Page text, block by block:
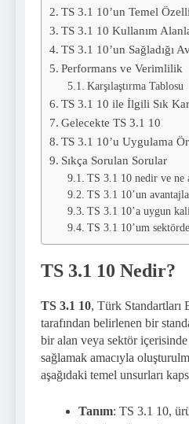
TS 3.1 10’un Temel
TS 3.1 10 Kullanım
TS 3.1 10’un Sağladığı
Performans ve Verimlilik
Karşılaştırma Tablosu
TS 3.1 10 ile İlgili Sık
Gelecekte TS 3.1 10
TS 3.1 10’u Uygulama
Sıkça Sorulan Sorular
TS 3.1 10 nedir ve ne
TS 3.1 10’un
TS 3.1 10’a uygun
TS 3.1 10’um
TS 3.1 10 Nedir?
TS 3.1 10, Türk Standartları
tarafından belirlenen bir
bir alan veya sektör
sağlamak amacıyla
aşağıdaki temel unsurları
Tanım: TS 3.1 10,